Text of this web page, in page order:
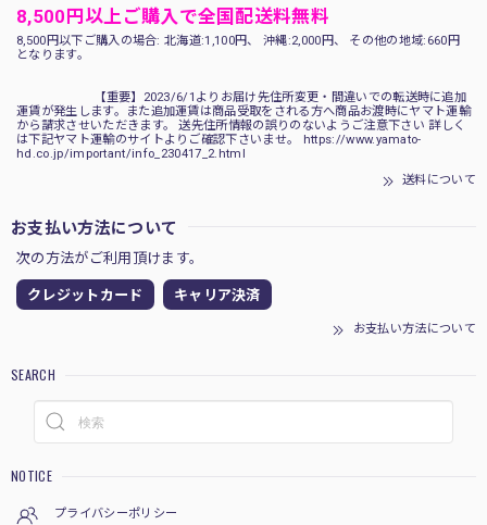
8,500円以上ご購入で全国配送料無料
8,500円以下ご購入の場合: 北海道:1,100円、 沖縄:2,000円、 その他の地域:660円
となります。
【重要】2023/6/1よりお届け先住所変更・間違いでの転送時に追加
運賃が発生します。また追加運賃は商品受取をされる方へ商品お渡時にヤマト運輸
から請求させいただきます。 送先住所情報の誤りのないようご注意下さい 詳しく
は下記ヤマト運輸のサイトよりご確認下さいませ。 https://www.yamato-
hd.co.jp/important/info_230417_2.html
送料について
お支払い方法について
次の方法がご利用頂けます。
クレジットカード キャリア決済
お支払い方法について
SEARCH
NOTICE
プライバシーポリシー